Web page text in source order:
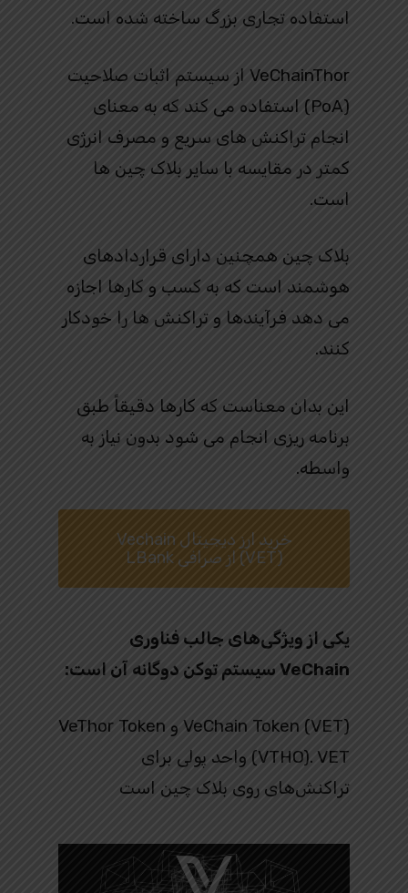
استفاده تجاری بزرگ ساخته شده است.
VeChainThor از سیستم اثبات صلاحیت
(PoA) استفاده می کند که به معنای
انجام تراکنش های سریع و مصرف انرژی
کمتر در مقایسه با سایر بلاک چین ها
است.
بلاک چین همچنین دارای قراردادهای
هوشمند است که به کسب و کارها اجازه
می دهد فرآیندها و تراکنش ها را خودکار
کنند.
این بدان معناست که کارها دقیقاً طبق
برنامه ریزی انجام می شود بدون نیاز به
واسطه.
خرید ارز دیجیتال Vechain
(VET) از صرافی LBank
یکی از ویژگی‌های جالب فناوری
VeChain سیستم توکن دوگانه آن است:
VeChain Token (VET) و VeThor Token
(VTHO). VET واحد پولی برای
تراکنش‌های روی بلاک چین است